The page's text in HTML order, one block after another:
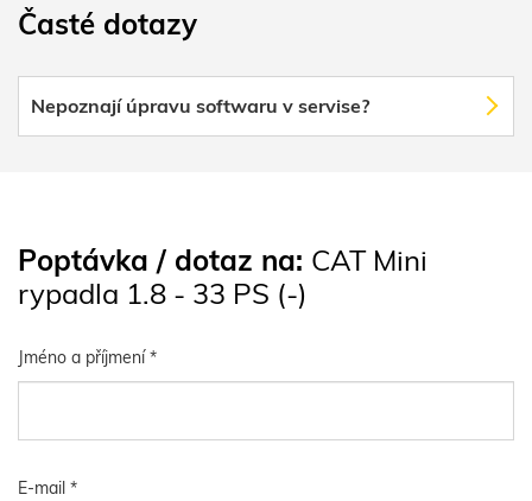
Časté dotazy
Nepoznají úpravu softwaru v servise?
Poptávka / dotaz na: CAT Mini
rypadla 1.8 - 33 PS (-)
Jméno a příjmení *
E-mail *